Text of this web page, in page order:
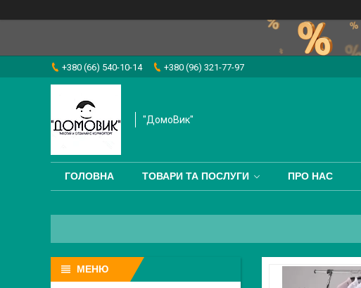
+380 (66) 540-10-14 +380 (96) 321-77-97
"ДомоВик"
ГОЛОВНА ТОВАРИ ТА ПОСЛУГИ ПРО НАС